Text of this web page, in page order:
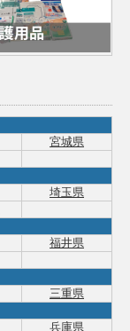
宮城県
埼玉県
福井県
三重県
兵庫県